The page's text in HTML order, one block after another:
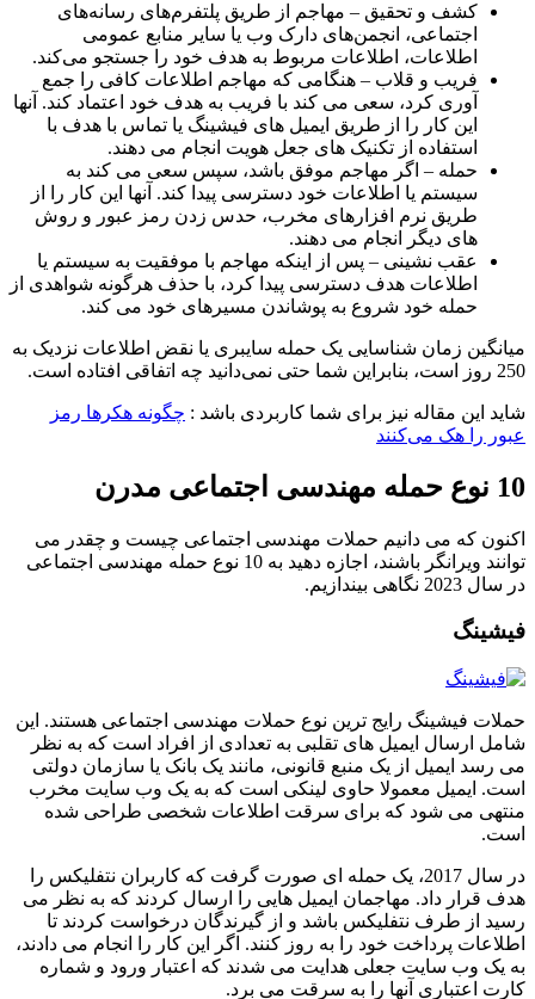
کشف و تحقیق – مهاجم از طریق پلتفرم‌های رسانه‌های
اجتماعی، انجمن‌های دارک وب یا سایر منابع عمومی
اطلاعات، اطلاعات مربوط به هدف خود را جستجو می‌کند.
فریب و قلاب – هنگامی که مهاجم اطلاعات کافی را جمع
آوری کرد، سعی می کند با فریب به هدف خود اعتماد کند. آنها
این کار را از طریق ایمیل های فیشینگ یا تماس با هدف با
استفاده از تکنیک های جعل هویت انجام می دهند.
حمله – اگر مهاجم موفق باشد، سپس سعی می کند به
سیستم یا اطلاعات خود دسترسی پیدا کند. آنها این کار را از
طریق نرم افزارهای مخرب، حدس زدن رمز عبور و روش
های دیگر انجام می دهند.
عقب نشینی – پس از اینکه مهاجم با موفقیت به سیستم یا
اطلاعات هدف دسترسی پیدا کرد، با حذف هرگونه شواهدی از
حمله خود شروع به پوشاندن مسیرهای خود می کند.
میانگین زمان شناسایی یک حمله سایبری یا نقض اطلاعات نزدیک به
250 روز است، بنابراین شما حتی نمی‌دانید چه اتفاقی افتاده است.
شاید این مقاله نیز برای شما کاربردی باشد : چگونه هکرها رمز
عبور را هک می‌کنند
10 نوع حمله مهندسی اجتماعی مدرن
اکنون که می دانیم حملات مهندسی اجتماعی چیست و چقدر می
توانند ویرانگر باشند، اجازه دهید به 10 نوع حمله مهندسی اجتماعی
در سال 2023 نگاهی بیندازیم.
فیشینگ
حملات فیشینگ رایج ترین نوع حملات مهندسی اجتماعی هستند. این
شامل ارسال ایمیل های تقلبی به تعدادی از افراد است که به نظر
می رسد ایمیل از یک منبع قانونی، مانند یک بانک یا سازمان دولتی
است. ایمیل معمولا حاوی لینکی است که به یک وب سایت مخرب
منتهی می شود که برای سرقت اطلاعات شخصی طراحی شده
است.
در سال 2017، یک حمله ای صورت گرفت که کاربران نتفلیکس را
هدف قرار داد. مهاجمان ایمیل هایی را ارسال کردند که به نظر می
رسید از طرف نتفلیکس باشد و از گیرندگان درخواست کردند تا
اطلاعات پرداخت خود را به روز کنند. اگر این کار را انجام می دادند،
به یک وب سایت جعلی هدایت می شدند که اعتبار ورود و شماره
کارت اعتباری آنها را به سرقت می برد.